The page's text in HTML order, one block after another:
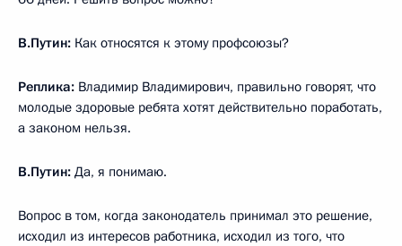
В.Путин: Как относятся к этому профсоюзы?
Реплика: Владимир Владимирович, правильно говорят, что
молодые здоровые ребята хотят действительно поработать,
а законом нельзя.
В.Путин: Да, я понимаю.
Вопрос в том, когда законодатель принимал это решение,
исходил из интересов работника, исходил из того, что